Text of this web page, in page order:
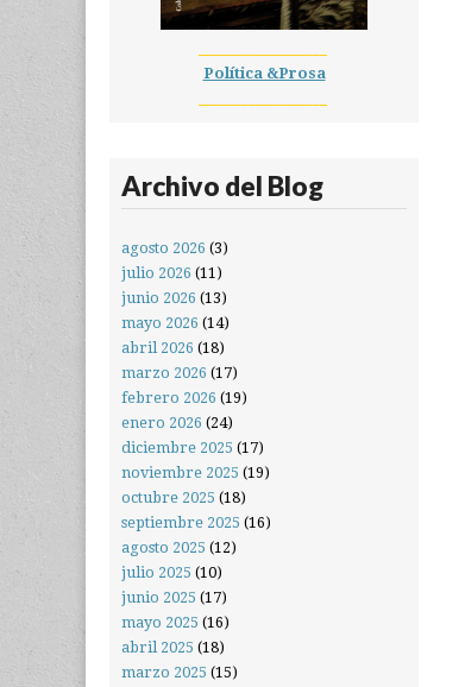
Política &Prosa
Archivo del Blog
agosto 2026 (3)
julio 2026 (11)
junio 2026 (13)
mayo 2026 (14)
abril 2026 (18)
marzo 2026 (17)
febrero 2026 (19)
enero 2026 (24)
diciembre 2025 (17)
noviembre 2025 (19)
octubre 2025 (18)
septiembre 2025 (16)
agosto 2025 (12)
julio 2025 (10)
junio 2025 (17)
mayo 2025 (16)
abril 2025 (18)
marzo 2025 (15)